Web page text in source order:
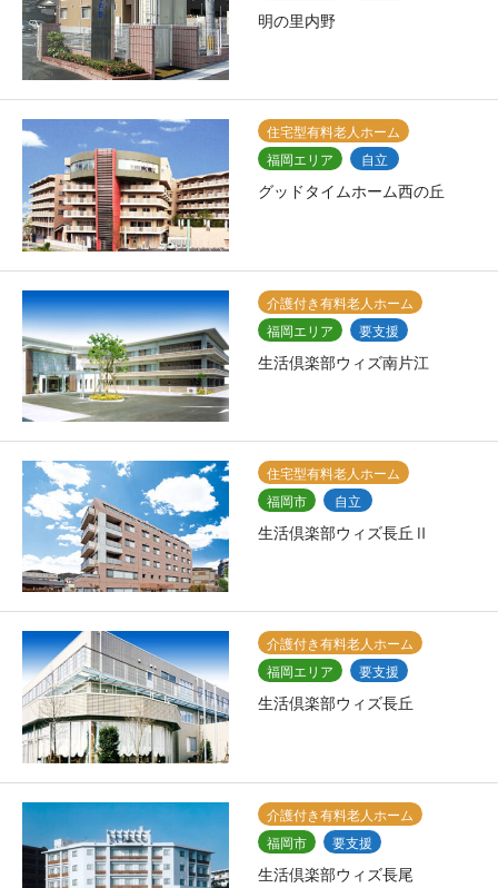
明の里内野
住宅型有料老人ホーム
福岡エリア
自立
グッドタイムホーム西の丘
介護付き有料老人ホーム
福岡エリア
要支援
生活倶楽部ウィズ南片江
住宅型有料老人ホーム
福岡市
自立
生活倶楽部ウィズ長丘Ⅱ
介護付き有料老人ホーム
福岡エリア
要支援
生活倶楽部ウィズ長丘
介護付き有料老人ホーム
福岡市
要支援
生活倶楽部ウィズ長尾